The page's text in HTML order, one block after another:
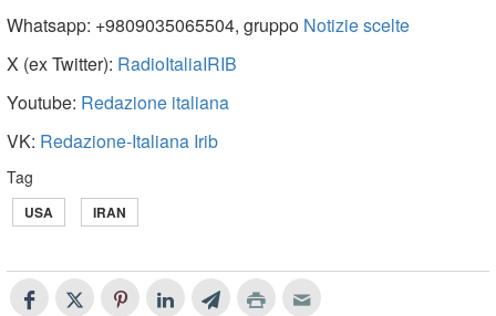
Whatsapp: +9809035065504, gruppo Notizie scelte
X (ex Twitter): RadioItaliaIRIB
Youtube: Redazione italiana
VK: Redazione-Italiana Irib
Tag
USA IRAN